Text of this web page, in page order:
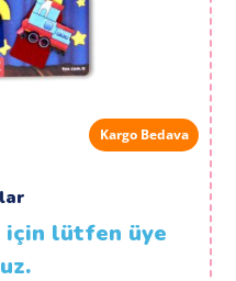
Kargo Bedava
için lütfen üye